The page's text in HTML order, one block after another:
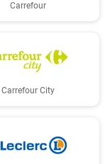
Carrefour
Carrefour City